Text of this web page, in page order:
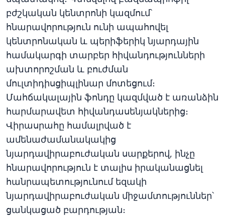
բժշկական կենտրոնի կազմում՝
հնարավորություն ունի ապահովել
կենտրոնական և պերիֆերիկ նյարդային
համակարգի տարբեր հիվանդությունների
ախտորոշման և բուժման
մուլտիդիսցիպլինար մոտեցում։
Մահճակալային ֆոնդը կազմված է առանձին
հարմարավետ հիվանդասենյակներից։
Վիրասրահը համալրված է
ամենաժամանակակից
նյարդավիրաբուժական սարքերով, ինչը
հնարավորություն է տալիս իրականացնել
հանրապետությունում եզակի
նյարդավիրաբուժական միջամտություններ՝
ցանկացած բարդության։